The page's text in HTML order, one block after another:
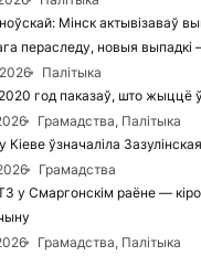
Мінск актывізаваў
пераследу, новыя
Палітыка
2020 год паказаў, што жыццё
Грамадства, Палітыка
Кіеве ўзначаліла
Грамадства
у Смаргонскім раёне —
Грамадства, Палітыка